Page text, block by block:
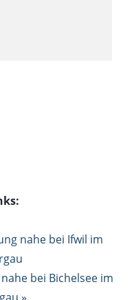
nahe bei Ifwil im
bei Bichelsee im